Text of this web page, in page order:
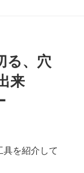
る、穴
来
を紹介して